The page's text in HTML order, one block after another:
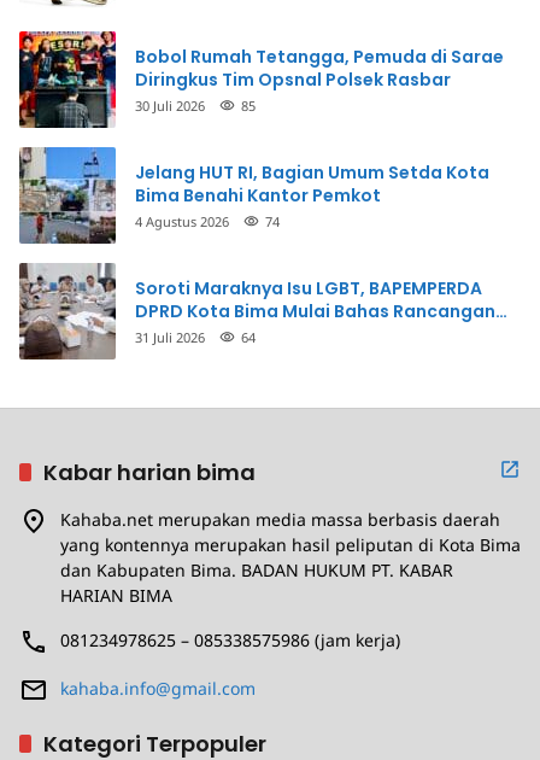
Bobol Rumah Tetangga, Pemuda di Sarae
Diringkus Tim Opsnal Polsek Rasbar
30 Juli 2026 85
Jelang HUT RI, Bagian Umum Setda Kota
Bima Benahi Kantor Pemkot
4 Agustus 2026 74
Soroti Maraknya Isu LGBT, BAPEMPERDA
DPRD Kota Bima Mulai Bahas Rancangan
Perda Pencegahan
31 Juli 2026 64
Kabar harian bima
Kahaba.net merupakan media massa berbasis daerah
yang kontennya merupakan hasil peliputan di Kota Bima
dan Kabupaten Bima. BADAN HUKUM PT. KABAR
HARIAN BIMA
081234978625 – 085338575986 (jam kerja)
kahaba.info@gmail.com
Kategori Terpopuler